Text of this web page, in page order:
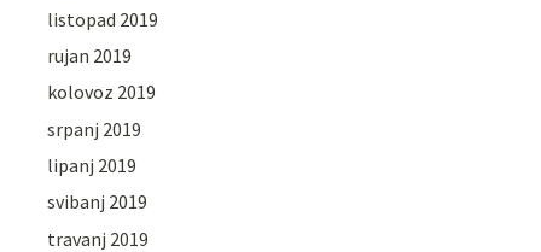
listopad 2019
rujan 2019
kolovoz 2019
srpanj 2019
lipanj 2019
svibanj 2019
travanj 2019